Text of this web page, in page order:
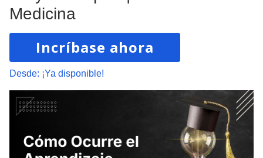
Medicina
Incríbase ahora
Desde: ¡Ya disponible!